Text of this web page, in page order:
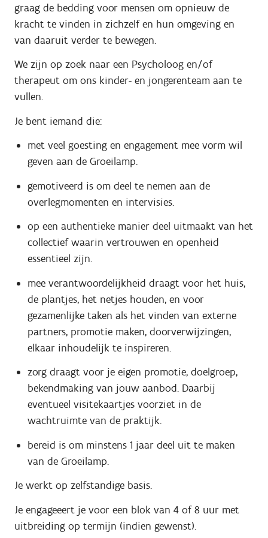
graag de bedding voor mensen om opnieuw de
kracht te vinden in zichzelf en hun omgeving en
van daaruit verder te bewegen.
We zijn op zoek naar een Psycholoog en/of
therapeut om ons kinder- en jongerenteam aan te
vullen.
Je bent iemand die:
met veel goesting en engagement mee vorm wil
geven aan de Groeilamp.
gemotiveerd is om deel te nemen aan de
overlegmomenten en intervisies.
op een authentieke manier deel uitmaakt van het
collectief waarin vertrouwen en openheid
essentieel zijn.
mee verantwoordelijkheid draagt voor het huis,
de plantjes, het netjes houden, en voor
gezamenlijke taken als het vinden van externe
partners, promotie maken, doorverwijzingen,
elkaar inhoudelijk te inspireren.
zorg draagt voor je eigen promotie, doelgroep,
bekendmaking van jouw aanbod. Daarbij
eventueel visitekaartjes voorziet in de
wachtruimte van de praktijk.
bereid is om minstens 1 jaar deel uit te maken
van de Groeilamp.
Je werkt op zelfstandige basis.
Je engageeert je voor een blok van 4 of 8 uur met
uitbreiding op termijn (indien gewenst).